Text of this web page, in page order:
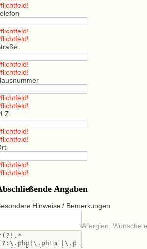
Angaben
Hinweise / Bemerkungen
Allergien, Wünsche